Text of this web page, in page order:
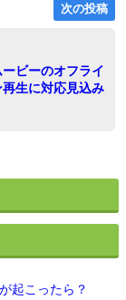
次の投稿
ビーのオフライ
再生に対応見込み
起こったら？